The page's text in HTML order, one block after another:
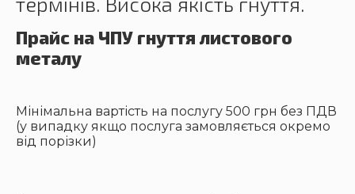
Прайс на ЧПУ гнуття листового
металу
Мінімальна вартість на послугу 500 грн без ПДВ
(у випадку якщо послуга замовляється окремо
від порізки)